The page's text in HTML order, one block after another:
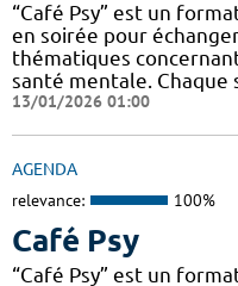
“Café Psy” est un
en soirée pour
thématiques
santé mentale. Chaque
13/01/2026 01:00
AGENDA
relevance: 100%
Café Psy
“Café Psy” est un